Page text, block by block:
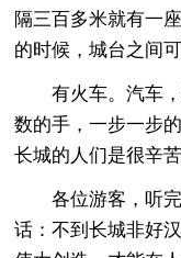
隔三百多米就有一
的时候，城台之间
有火车。汽车，
数的手，一步一步
长城的人们是很辛
各位游客，听完
话：不到长城非好